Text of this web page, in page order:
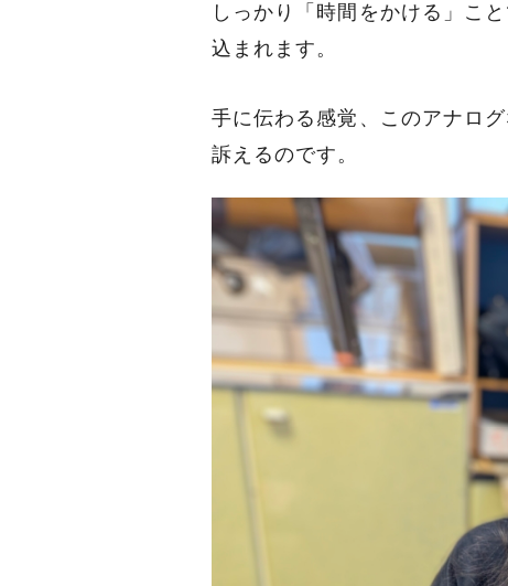
しっかり「時間をかける」こ
込まれます。
手に伝わる感覚、このアナロ
訴えるのです。